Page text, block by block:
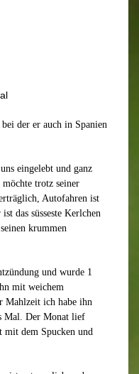
der er auch in Spanien
eingelebt und ganz
möchte trotz seiner
Autofahren ist
das süsseste Kerlchen
krummen
und wurde 1
mit weichem
Mahlzeit ich habe ihn
Mal. Der Monat lief
mit dem Spucken und